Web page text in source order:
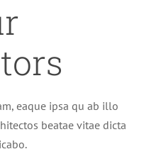
eaque ipsa qu ab illo
beatae vitae dicta